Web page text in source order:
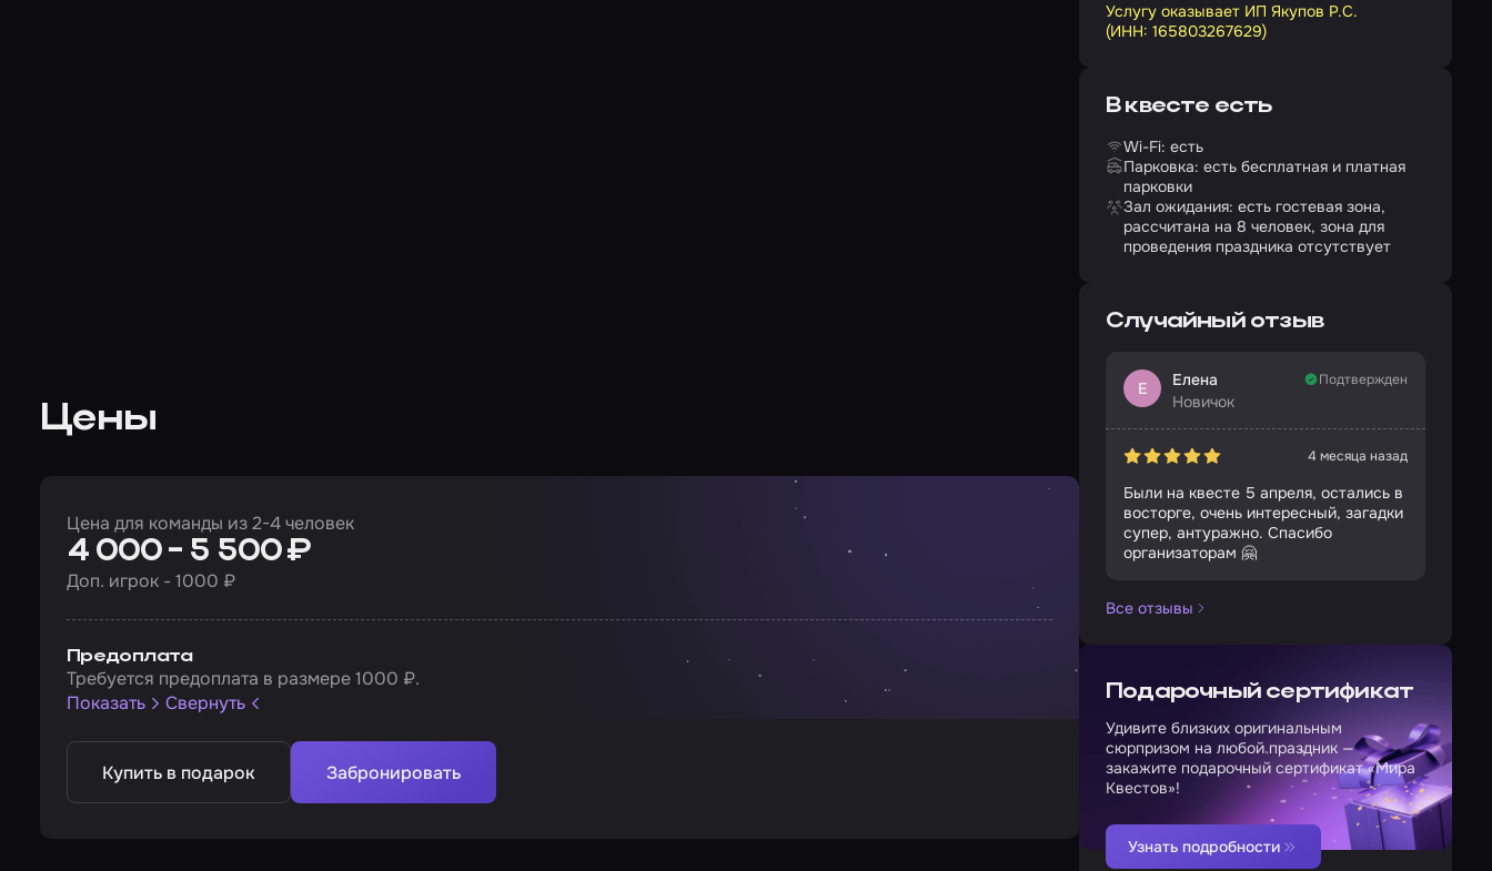
Цены
Цена для команды из 2-4 человек
4 000 - 5 500 ₽
Доп. игрок - 1000 ₽
Предоплата
Требуется предоплата в размере 1000 ₽.
Показать
Свернуть
Купить в подарок Забронировать
Услугу оказывает ИП Якупов Р.С.
(ИНН: 165803267629)
В квесте есть
Wi-Fi: есть
Парковка: есть бесплатная и платная
парковки
Зал ожидания: есть гостевая зона,
рассчитана на 8 человек, зона для
проведения праздника отсутствует
Случайный отзыв
Е
Елена
Новичок
Подтвержден
4 месяца назад
Были на квесте 5 апреля, остались в
восторге, очень интересный, загадки
супер, антуражно. Спасибо
организаторам 🤗
Все отзывы
Подарочный сертификат
Удивите близких оригинальным
сюрпризом на любой праздник —
закажите подарочный сертификат «Мира
Квестов»!
Узнать подробности